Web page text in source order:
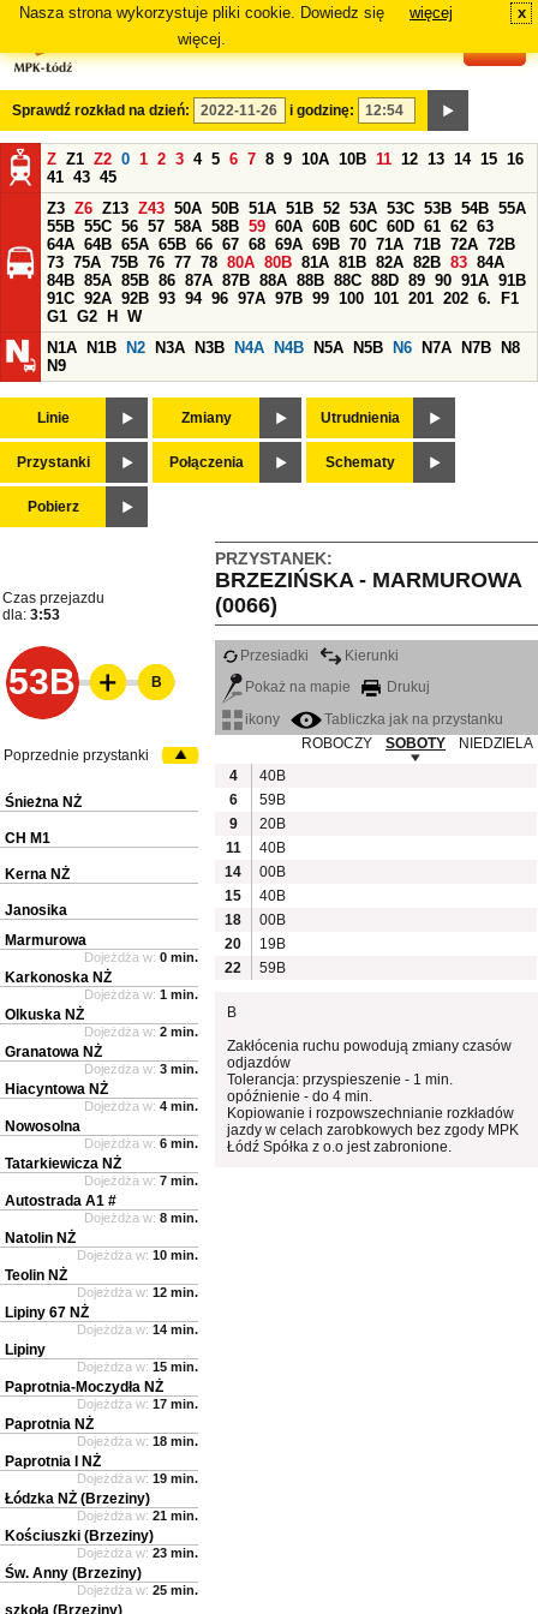
Nasza strona wykorzystuje pliki cookie. Dowiedz się
więcej.
więcej x
Sprawdź rozkład na dzień: i godzinę:
Z Z1 Z2 0 1 2 3 4 5 6 7 8 9 10A 10B 11 12 13 14 15 16
41 43 45
Z3 Z6 Z13 Z43 50A 50B 51A 51B 52 53A 53C 53B 54B 55A
55B 55C 56 57 58A 58B 59 60A 60B 60C 60D 61 62 63
64A 64B 65A 65B 66 67 68 69A 69B 70 71A 71B 72A 72B
73 75A 75B 76 77 78 80A 80B 81A 81B 82A 82B 83 84A
84B 85A 85B 86 87A 87B 88A 88B 88C 88D 89 90 91A 91B
91C 92A 92B 93 94 96 97A 97B 99 100 101 201 202 6.
F1
G1 G2 H
W
N1A
N1B N2 N3A N3B N4A N4B N5A N5B N6 N7A N7B
N8
N9
Linie Zmiany Utrudnienia
Przystanki Połączenia Schematy
Pobierz
PRZYSTANEK:
BRZEZIŃSKA - MARMUROWA
(0066)
Czas przejazdu
dla: 3:53
53B
Przesiadki
Kierunki
Pokaż na mapie
Drukuj
ikony
Tabliczka jak na przystanku
ROBOCZY
SOBOTY
NIEDZIELA
4
40B
6
59B
9
20B
11
40B
14
00B
15
40B
18
00B
20
19B
22
59B
B
Zakłócenia ruchu powodują zmiany czasów
odjazdów
Tolerancja: przyspieszenie - 1 min.
opóźnienie - do 4 min.
Kopiowanie i rozpowszechnianie rozkładów
jazdy w celach zarobkowych bez zgody MPK
Łódź Spółka z o.o jest zabronione.
B
Poprzednie przystanki
Śnieżna NŻ
CH M1
Kerna NŻ
Janosika
Marmurowa
Dojeżdża w: 0 min.
Karkonoska NŻ
Dojeżdża w: 1 min.
Olkuska NŻ
Dojeżdża w: 2 min.
Granatowa NŻ
Dojeżdża w: 3 min.
Hiacyntowa NŻ
Dojeżdża w: 4 min.
Nowosolna
Dojeżdża w: 6 min.
Tatarkiewicza NŻ
Dojeżdża w: 7 min.
Autostrada A1 #
Dojeżdża w: 8 min.
Natolin NŻ
Dojeżdża w: 10 min.
Teolin NŻ
Dojeżdża w: 12 min.
Lipiny 67 NŻ
Dojeżdża w: 14 min.
Lipiny
Dojeżdża w: 15 min.
Paprotnia-Moczydła NŻ
Dojeżdża w: 17 min.
Paprotnia NŻ
Dojeżdża w: 18 min.
Paprotnia I NŻ
Dojeżdża w: 19 min.
Łódzka NŻ (Brzeziny)
Dojeżdża w: 21 min.
Kościuszki (Brzeziny)
Dojeżdża w: 23 min.
Św. Anny (Brzeziny)
Dojeżdża w: 25 min.
szkoła (Brzeziny)